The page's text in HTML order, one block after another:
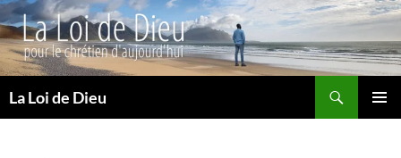
La Loi de Dieu